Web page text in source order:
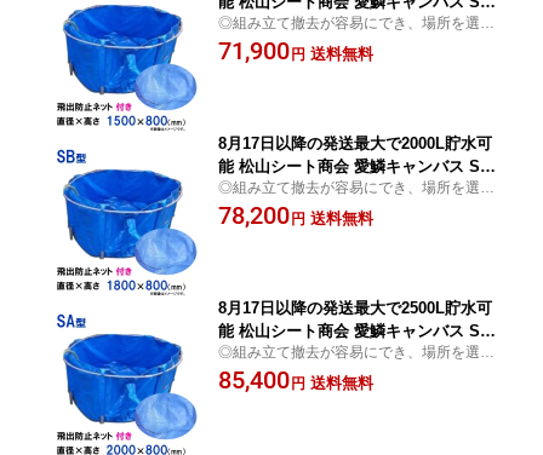
型 飛出防止ネット付送料無料 但、一部
地域除
◎組み立て撤去が容易にでき、場所を選ば
ずに水の一時貯水 常時貯水でも使用可
71,900 円 送料無料
8月17日以降の発送最大で2000L貯水可
能 松山シート商会 愛鱗キャンバス SB
型 飛出防止ネット付送料無料 但、一部
地域除
◎組み立て撤去が容易にでき、場所を選ば
ずに水の一時貯水 常時貯水でも使用可
78,200 円 送料無料
8月17日以降の発送最大で2500L貯水可
能 松山シート商会 愛鱗キャンバス SA
型 飛出防止ネット付送料無料 但、一部
地域除
◎組み立て撤去が容易にでき、場所を選ば
ずに水の一時貯水 常時貯水でも使用可
85,400 円 送料無料